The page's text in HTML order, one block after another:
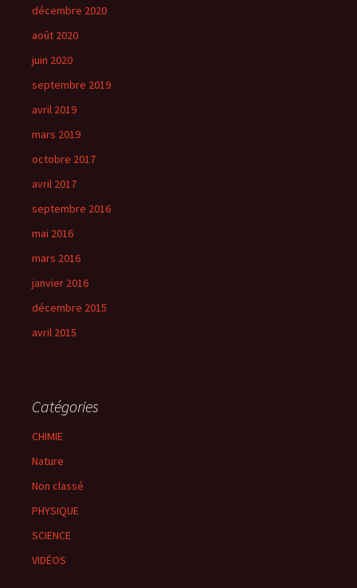
décembre 2020
août 2020
juin 2020
septembre 2019
avril 2019
mars 2019
octobre 2017
avril 2017
septembre 2016
mai 2016
mars 2016
janvier 2016
décembre 2015
avril 2015
Catégories
CHIMIE
Nature
Non classé
PHYSIQUE
SCIENCE
VIDÉOS